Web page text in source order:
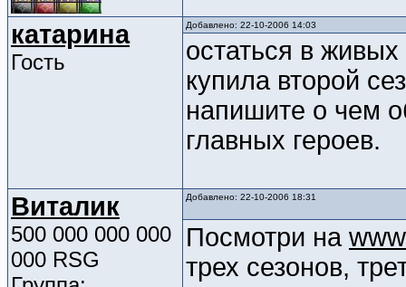
катарина
Гость
Добавлено: 22-10-2006 14:03
остаться в
купила второй
напишите о чем
главных героев.
Виталик
500 000 000 000
000 RSG
Добавлено: 22-10-2006 18:31
Посмотри на
трех сезонов,